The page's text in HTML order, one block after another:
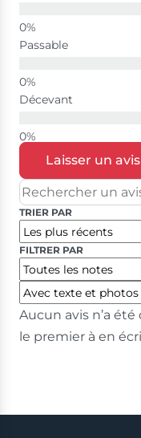
Passable
Décevant
Laisser un avis
TRIER PAR
FILTRER PAR
Aucun avis n’a
le premier à en